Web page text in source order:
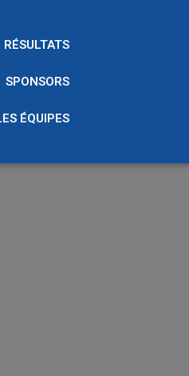
RÉSULTATS
SPONSORS
ÉQUIPES